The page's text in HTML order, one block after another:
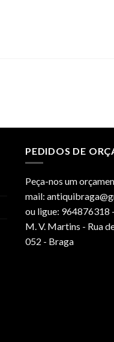
PEDIDOS DE
Peça-nos um
mail:
ou ligue:
M. V. Martins - Rua
052 - Braga